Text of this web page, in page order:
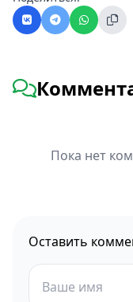
Пока нет
Оставить